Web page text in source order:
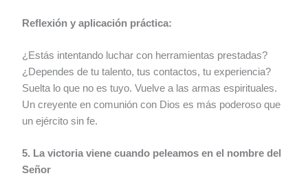
Reflexión y aplicación práctica:
¿Estás intentando luchar con herramientas prestadas?
¿Dependes de tu talento, tus contactos, tu experiencia?
Suelta lo que no es tuyo. Vuelve a las armas espirituales.
Un creyente en comunión con Dios es más poderoso que
un ejército sin fe.
5. La victoria viene cuando peleamos en el nombre del
Señor